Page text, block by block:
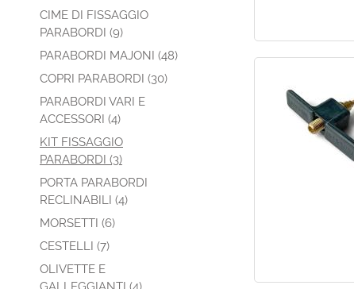
CIME DI FISSAGGIO
PARABORDI (9)
PARABORDI MAJONI (48)
COPRI PARABORDI (30)
PARABORDI VARI E
ACCESSORI (4)
KIT FISSAGGIO
PARABORDI (3)
PORTA PARABORDI
RECLINABILI (4)
MORSETTI (6)
CESTELLI (7)
OLIVETTE E